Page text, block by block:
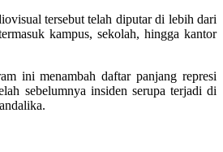
tersebut telah diputar di lebih dari
kampus, sekolah, hingga kantor
ini menambah daftar panjang represi
sebelumnya insiden serupa terjadi di